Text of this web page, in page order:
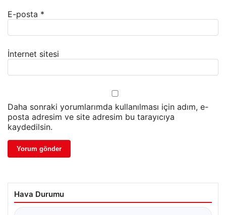
E-posta *
İnternet sitesi
Daha sonraki yorumlarımda kullanılması için adım, e-
posta adresim ve site adresim bu tarayıcıya
kaydedilsin.
Hava Durumu